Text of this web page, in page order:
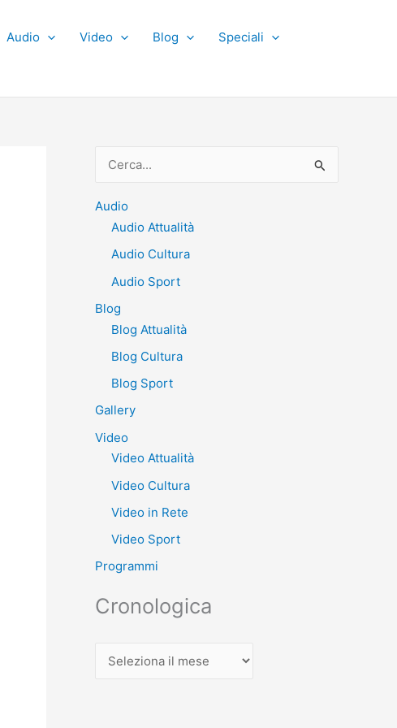
Audio Video Blog
Speciali
r
Audio
Audio Attualità
Audio Cultura
Audio Sport
Blog
Blog Attualità
Blog Cultura
Blog Sport
Gallery
Video
Video Attualità
Video Cultura
Video in Rete
Video Sport
Programmi
Cronologica